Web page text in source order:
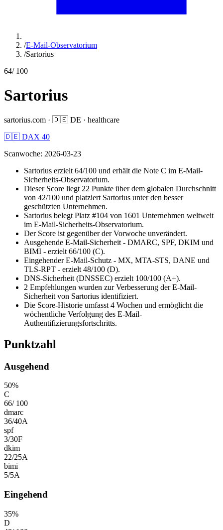
/E-Mail-Observatorium
/Sartorius
64/ 100
Sartorius
sartorius.com · 🇩🇪 DE · healthcare
🇩🇪 DAX 40
Scanwoche: 2026-03-23
Sartorius erzielt 64/100 und erhält die Note C im E-Mail-
Sicherheits-Observatorium.
Dieser Score liegt 22 Punkte über dem globalen Durchschnitt
von 42/100 und platziert Sartorius unter den besser
geschützten Unternehmen.
Sartorius belegt Platz #104 von 1601 Unternehmen weltweit
im E-Mail-Sicherheits-Observatorium.
Der Score ist gegenüber der Vorwoche unverändert.
Ausgehende E-Mail-Sicherheit - DMARC, SPF, DKIM und
BIMI - erzielt 66/100 (C).
Eingehender E-Mail-Schutz - MX, MTA-STS, DANE und
TLS-RPT - erzielt 48/100 (D).
DNS-Sicherheit (DNSSEC) erzielt 100/100 (A+).
2 Empfehlungen wurden zur Verbesserung der E-Mail-
Sicherheit von Sartorius identifiziert.
Die Score-Historie umfasst 4 Wochen und ermöglicht die
wöchentliche Verfolgung des E-Mail-
Authentifizierungsfortschritts.
Punktzahl
Ausgehend
50%
C
66/ 100
dmarc
36/40A
spf
3/30F
dkim
22/25A
bimi
5/5A
Eingehend
35%
D